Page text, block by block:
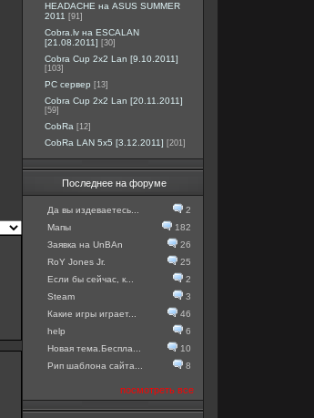
HEADACHE на ASUS SUMMER
2011 [91]
Cobra.lv на ESCALAN
[21.08.2011] [30]
Cobra Cup 2x2 Lan [9.10.2011]
[103]
PC сервер [13]
Cobra Cup 2x2 Lan [20.11.2011]
[59]
CobRa [12]
CobRa LAN 5x5 [3.12.2011] [201]
Последнее на форуме
Да вы издеваетесь...
2
Мапы
182
Заявка на UnBAn
26
RoY Jones Jr.
25
Если бы сейчас, к...
2
Steam
3
Какие игры играет...
46
help
6
Новая тема.Беспла...
10
Рип шаблона сайта...
8
посмотреть все